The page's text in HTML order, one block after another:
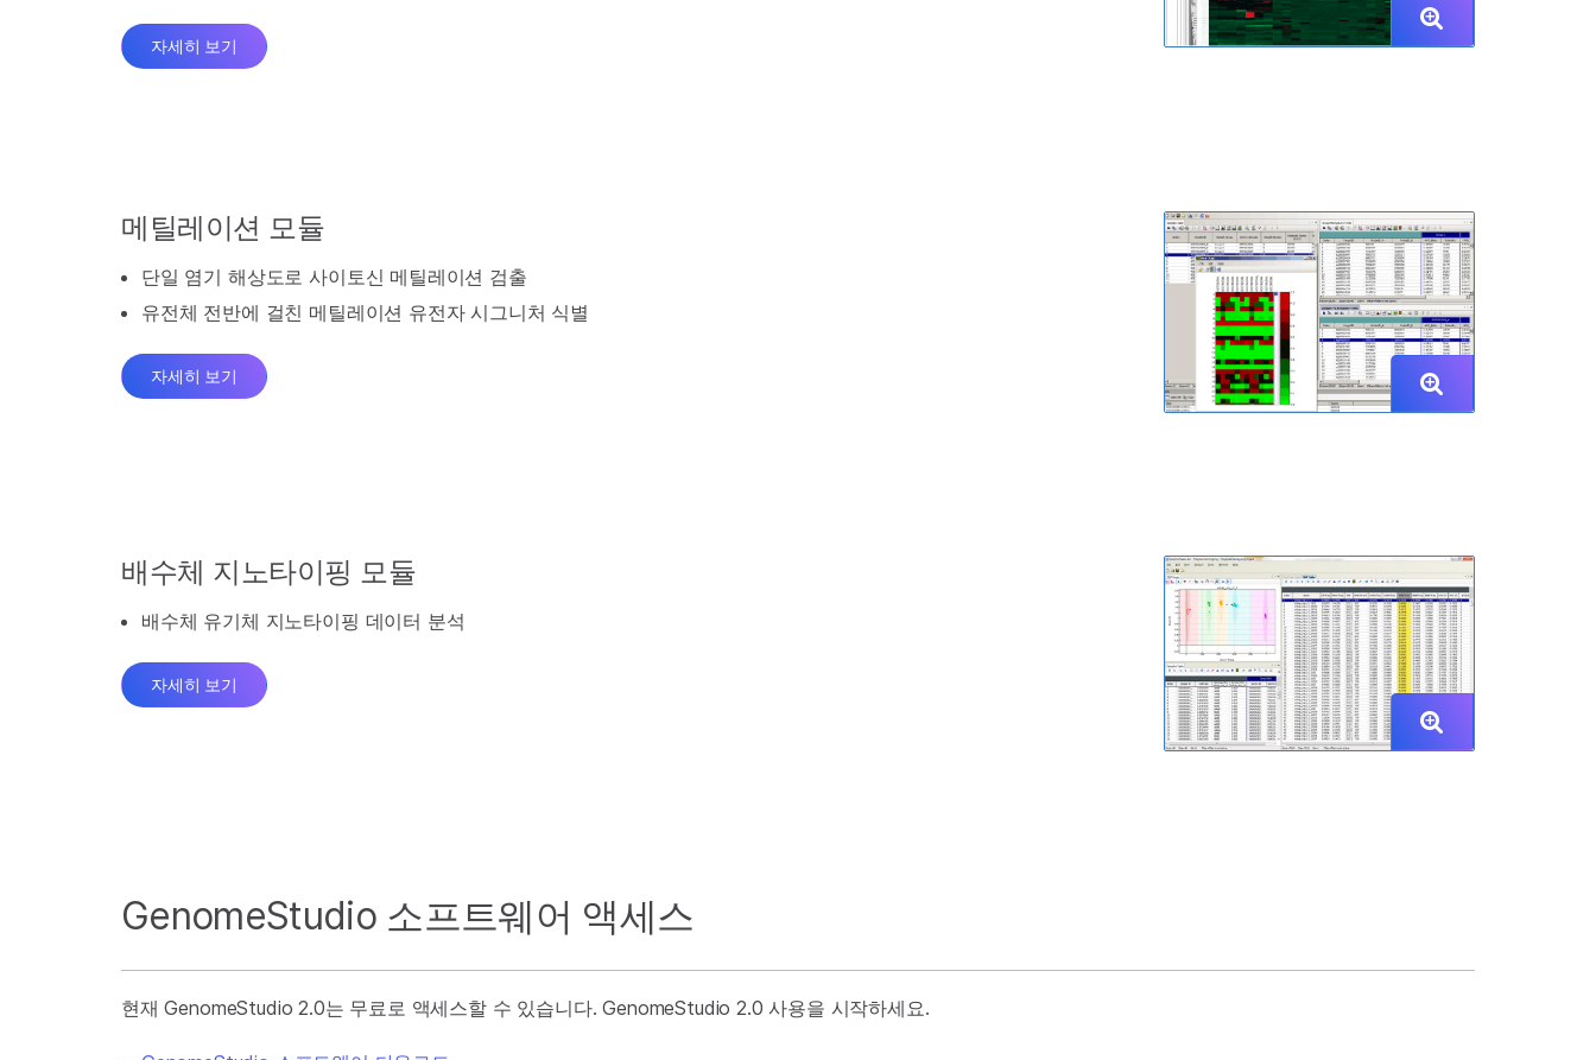
자세히 보기
메틸레이션 모듈
단일 염기 해상도로 사이토신 메틸레이션 검출
유전체 전반에 걸친 메틸레이션 유전자 시그니처 식별
자세히 보기
배수체 지노타이핑 모듈
배수체 유기체 지노타이핑 데이터 분석
자세히 보기
GenomeStudio 소프트웨어 액세스
현재 GenomeStudio 2.0는 무료로 액세스할 수 있습니다. GenomeStudio 2.0 사용을 시작하세요.